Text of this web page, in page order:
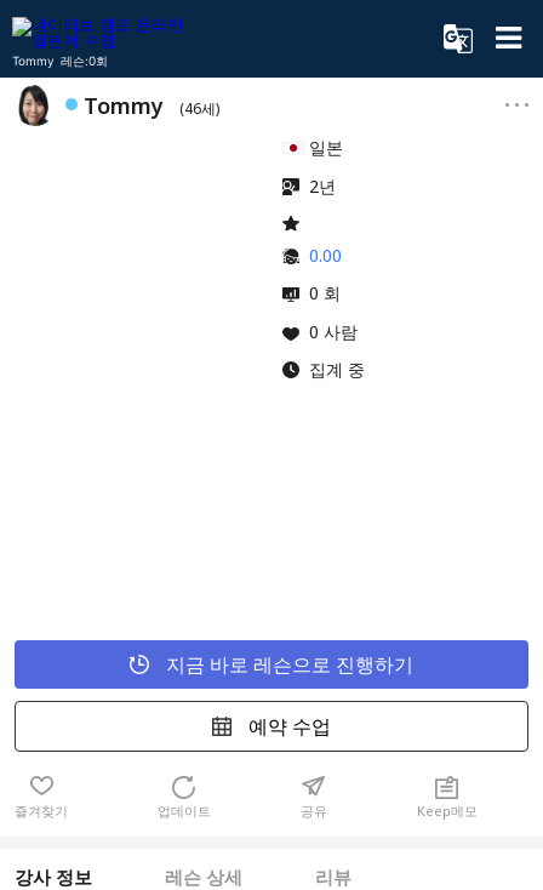
Tommy 레슨:0회
Tommy (46세)
일본
2년
0.00
0 회
0 사람
집계 중
지금 바로 레슨으로 진행하기
예약 수업
즐겨찾기 업데이트 공유 Keep메모
강사 정보 레슨 상세 리뷰